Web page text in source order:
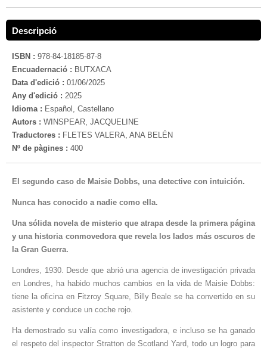
Descripció
ISBN : 978-84-18185-87-8
Encuadernació : BUTXACA
Data d'edició : 01/06/2025
Any d'edició : 2025
Idioma : Español, Castellano
Autors : WINSPEAR, JACQUELINE
Traductores : FLETES VALERA, ANA BELÉN
Nº de pàgines : 400
El segundo caso de Maisie Dobbs, una detective con intuición.
Nunca has conocido a nadie como ella.
Una sólida novela de misterio que atrapa desde la primera página
y una historia conmovedora que revela los lados más oscuros de
la Gran Guerra.
Londres, 1930. Desde que abrió una agencia de investigación privada
en Londres, ha habido muchos cambios en la vida de Maisie Dobbs:
tiene la oficina en Fitzroy Square, Billy Beale se ha convertido en su
asistente y conduce un coche rojo.
Ha demostrado su valía como investigadora, e incluso se ha ganado
el respeto del inspector Stratton de Scotland Yard, todo un logro para